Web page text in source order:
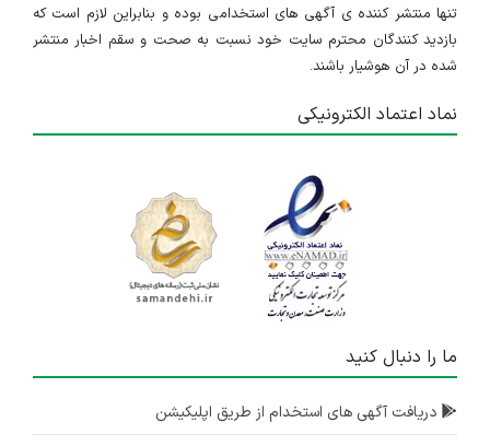
تنها منتشر کننده ی آگهی های استخدامی بوده و بنابراین لازم است که
بازدید کنندگان محترم سایت خود نسبت به صحت و سقم اخبار منتشر
شده در آن هوشیار باشند.
نماد اعتماد الکترونیکی
ما را دنبال کنید
دریافت آگهی های استخدام از طریق اپلیکیشن